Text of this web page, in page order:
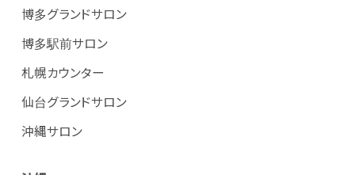
博多グランドサロン
博多駅前サロン
札幌カウンター
仙台グランドサロン
沖縄サロン